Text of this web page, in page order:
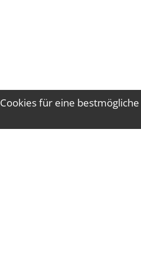
für eine